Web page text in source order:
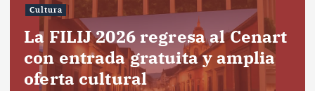
Cultura
La FILIJ 2026 regresa al Cenart
con entrada gratuita y amplia
oferta cultural